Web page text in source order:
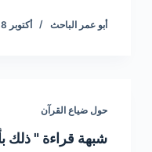
أبو عمر الباحث أكتوبر 18, 2012
حول ضياع القرآن
شبهة قراءة " ذلك